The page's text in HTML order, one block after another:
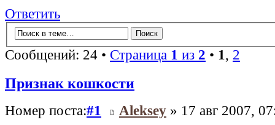
Ответить
Сообщений: 24 • Страница 1 из 2 • 1, 2
Признак кошкости
Номер поста:#1 Aleksey » 17 авг 2007,